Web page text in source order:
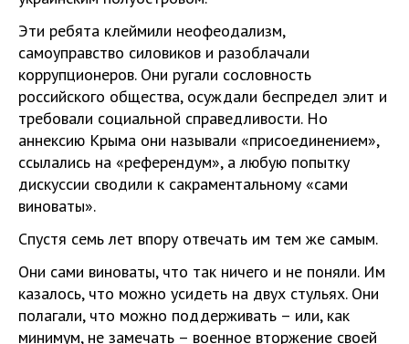
Эти ребята клеймили неофеодализм,
самоуправство силовиков и разоблачали
коррупционеров. Они ругали сословность
российского общества, осуждали беспредел элит и
требовали социальной справедливости. Но
аннексию Крыма они называли «присоединением»,
ссылались на «референдум», а любую попытку
дискуссии сводили к сакраментальному «сами
виноваты».
Спустя семь лет впору отвечать им тем же самым.
Они сами виноваты, что так ничего и не поняли. Им
казалось, что можно усидеть на двух стульях. Они
полагали, что можно поддерживать – или, как
минимум, не замечать – военное вторжение своей